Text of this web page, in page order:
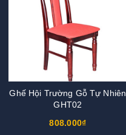
Ghế Hội Trường Gỗ Tự Nhiên
GHT02
808.000₫